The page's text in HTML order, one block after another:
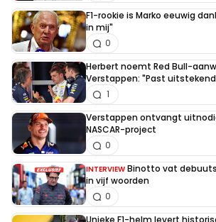
F1-rookie is Marko eeuwig
in mij"
0
Herbert noemt Red Bull-
Verstappen: "Past uitstekend
1
Verstappen ontvangt
NASCAR-project
0
INTERVIEW Binotto vat
in vijf woorden
0